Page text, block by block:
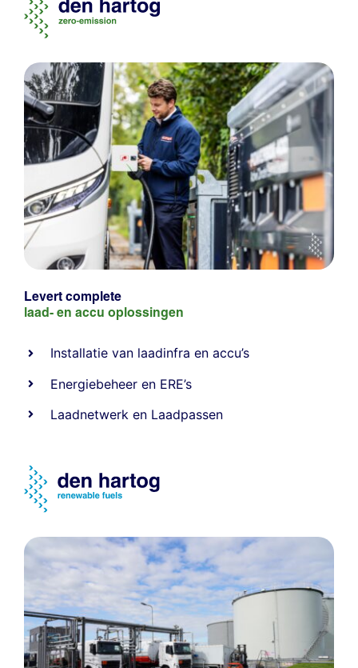
Levert complete
laad- en accu oplossingen
Installatie van laadinfra en accu’s
Energiebeheer en ERE’s
Laadnetwerk en Laadpassen